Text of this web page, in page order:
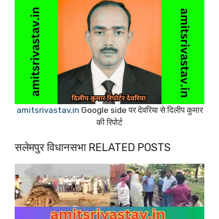
amitsrivastav.in Google side पर देवरिया से दिलीप कुमार
की रिपोर्ट
सलेमपुर विधानसभा RELATED POSTS